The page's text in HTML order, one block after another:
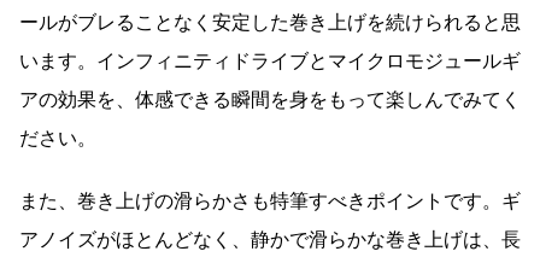
ールがブレることなく安定した巻き上げを続けられると思
います。インフィニティドライブとマイクロモジュールギ
アの効果を、体感できる瞬間を身をもって楽しんでみてく
ださい。
また、巻き上げの滑らかさも特筆すべきポイントです。ギ
アノイズがほとんどなく、静かで滑らかな巻き上げは、長